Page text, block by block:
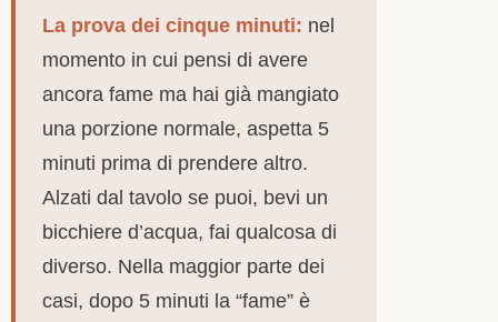
La prova dei cinque minuti: nel
momento in cui pensi di avere
ancora fame ma hai già mangiato
una porzione normale, aspetta 5
minuti prima di prendere altro.
Alzati dal tavolo se puoi, bevi un
bicchiere d’acqua, fai qualcosa di
diverso. Nella maggior parte dei
casi, dopo 5 minuti la “fame” è